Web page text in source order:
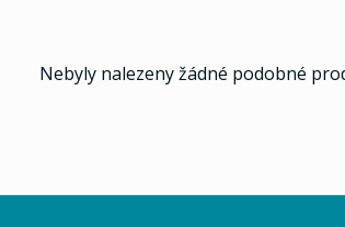
Nebyly nalezeny žádné podobné